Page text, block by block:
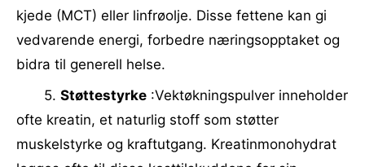
kjede (MCT) eller linfrøolje. Disse fettene kan gi
vedvarende energi, forbedre næringsopptaket og
bidra til generell helse.
5. Støttestyrke :Vektøkningspulver inneholder
ofte kreatin, et naturlig stoff som støtter
muskelstyrke og kraftutgang. Kreatinmonohydrat